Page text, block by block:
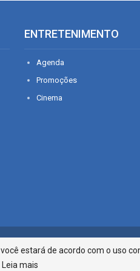
ENTRETENIMENTO
Agenda
Promoções
Cinema
Infonet - Rua Monsenhor
estará de acordo com o uso
Leia mais